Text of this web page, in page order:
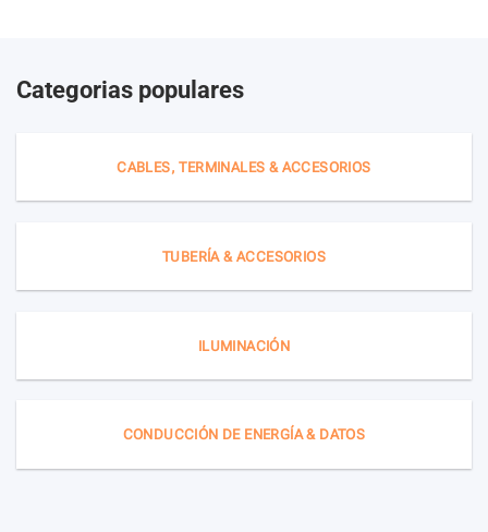
Categorias populares
CABLES, TERMINALES & ACCESORIOS
TUBERÍA & ACCESORIOS
ILUMINACIÓN
CONDUCCIÓN DE ENERGÍA & DATOS